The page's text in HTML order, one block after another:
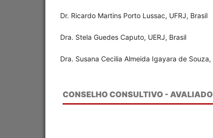
Dr. Ricardo Martins Porto Lussac, UFRJ, Brasil
Dra. Stela Guedes Caputo, UERJ, Brasil
Dra. Susana Cecilia Almeida Igayara de Souza,
CONSELHO CONSULTIVO -